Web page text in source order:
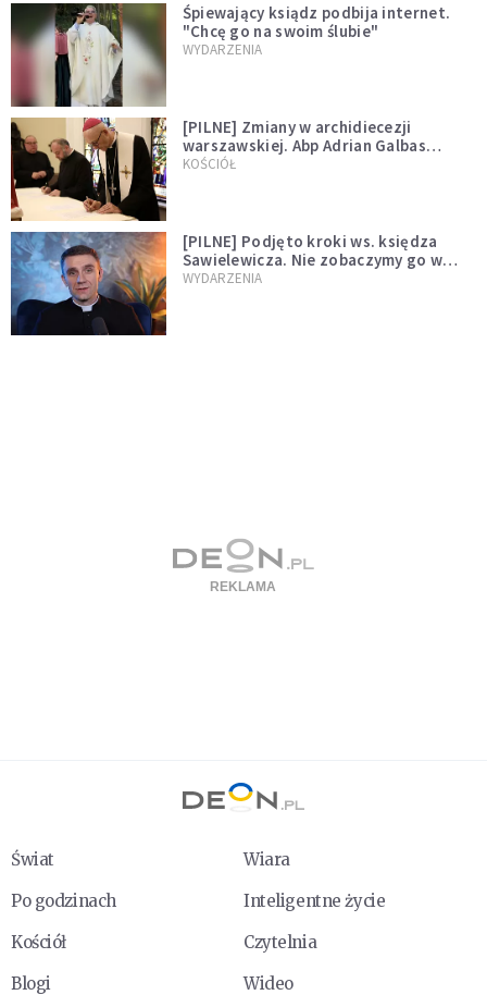
Śpiewający ksiądz podbija internet.
"Chcę go na swoim ślubie"
WYDARZENIA
[PILNE] Zmiany w archidiecezji
warszawskiej. Abp Adrian Galbas
wręczył dekrety nowym proboszczom
KOŚCIÓŁ
[PILNE] Podjęto kroki ws. księdza
Sawielewicza. Nie zobaczymy go w
mediach
WYDARZENIA
Świat
Wiara
Po godzinach
Inteligentne życie
Kościół
Czytelnia
Blogi
Wideo